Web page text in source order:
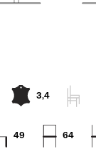
3,4
49 64